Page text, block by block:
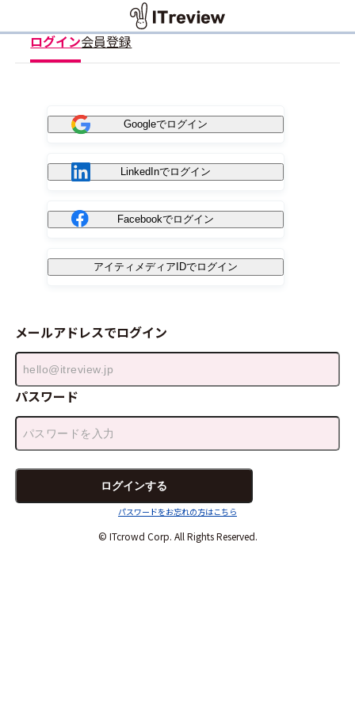
ログイン会員登録
Googleでログイン
LinkedInでログイン
Facebookでログイン
アイティメディアIDでログイン
メールアドレスでログイン
パスワード
パスワードをお忘れの方はこちら
© ITcrowd Corp. All Rights Reserved.